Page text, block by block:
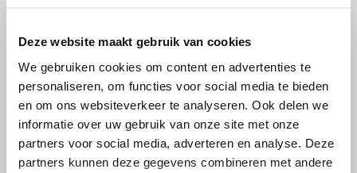
Deze website maakt gebruik van cookies
We gebruiken cookies om content en advertenties te
personaliseren, om functies voor social media te bieden
en om ons websiteverkeer te analyseren. Ook delen we
informatie over uw gebruik van onze site met onze
partners voor social media, adverteren en analyse. Deze
partners kunnen deze gegevens combineren met andere
10 maart 2021
Manou vertelt haar verhaal voor de
Week van de Zeldzame kankers